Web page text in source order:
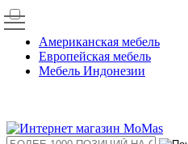
Американская мебель
Европейская мебель
Мебель Индонезии